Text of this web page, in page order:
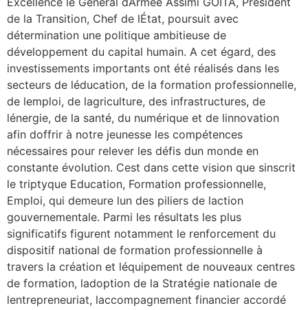
de la Transition, Chef de lÉtat, poursuit avec
détermination une politique ambitieuse de
développement du capital humain. A cet égard, des
investissements importants ont été réalisés dans les
secteurs de léducation, de la formation professionnelle,
de lemploi, de lagriculture, des infrastructures, de
lénergie, de la santé, du numérique et de linnovation
afin doffrir à notre jeunesse les compétences
nécessaires pour relever les défis dun monde en
constante évolution. Cest dans cette vision que sinscrit
le triptyque Education, Formation professionnelle,
Emploi, qui demeure lun des piliers de laction
gouvernementale. Parmi les résultats les plus
significatifs figurent notamment le renforcement du
dispositif national de formation professionnelle à
travers la création et léquipement de nouveaux centres
de formation, ladoption de la Stratégie nationale de
lentrepreneuriat, laccompagnement financier accordé